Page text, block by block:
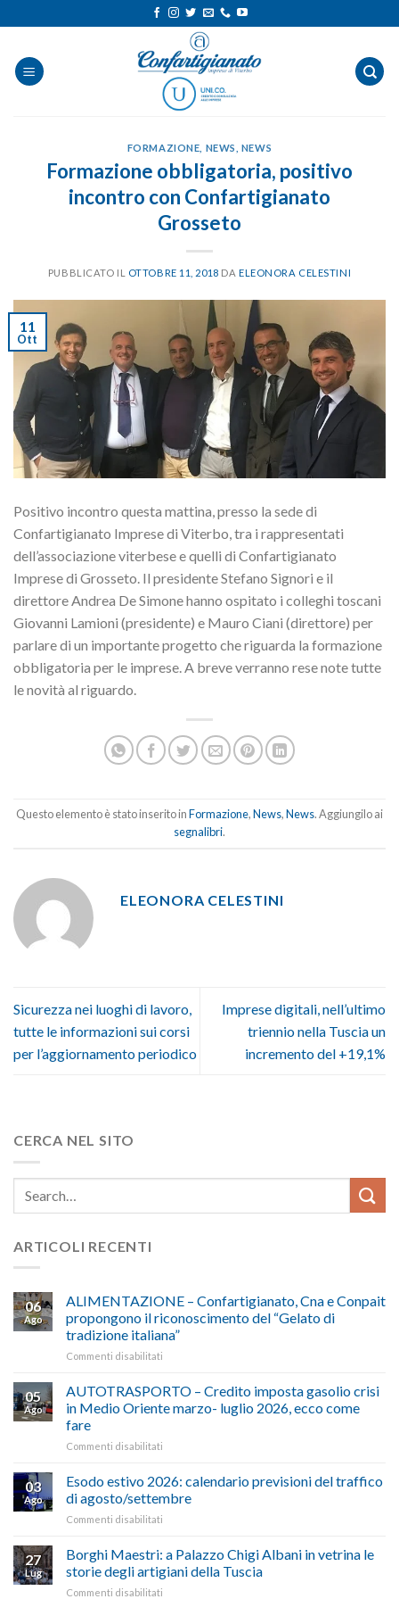
ai
contenuti
FORMAZIONE NEWS NEWS
Formazione obbligatoria, positivo
incontro con Confartigianato
Grosseto
PUBBLICATO IL OTTOBRE 11, 2018 DA ELEONORA CELESTINI
11
Ott
Positivo incontro questa mattina, presso la sede di
Confartigianato Imprese di Viterbo, tra i rappresentati
dell’associazione viterbese e quelli di Confartigianato
Imprese di Grosseto. Il presidente Stefano Signori e il
direttore Andrea De Simone hanno ospitato i colleghi toscani
Giovanni Lamioni (presidente) e Mauro Ciani (direttore) per
parlare di un importante progetto che riguarda la formazione
obbligatoria per le imprese. A breve verranno rese note tutte
le novità al riguardo.
Questo elemento è stato inserito inFormazione,News,News. Aggiungilo ai
segnalibri.
ELEONORA CELESTINI
Sicurezza nei luoghi di lavoro,
tutte le informazioni sui corsi
per l’aggiornamento periodico
Imprese digitali, nell’ultimo
triennio nella Tuscia un
incremento del +19,1%
CERCA NEL SITO
ARTICOLI RECENTI
06
Ago
ALIMENTAZIONE – Confartigianato, Cna e Conpait
propongono il riconoscimento del “Gelato di
tradizione italiana”
Commenti disabilitati
–
Cna
il
riconoscimento
del
tradizione
italiana”
05
Ago
AUTOTRASPORTO – Credito imposta gasolio crisi
in Medio Oriente marzo- luglio 2026, ecco come
fare
Commenti disabilitati
–
imposta
in
Medio
Oriente
03
Ago
Esodo estivo 2026: calendario previsioni del traffico
di agosto/settembre
Commenti disabilitati
estivo
calendario
27
Lug
Borghi Maestri: a Palazzo Chigi Albani in vetrina le
storie degli artigiani della Tuscia
Commenti disabilitati